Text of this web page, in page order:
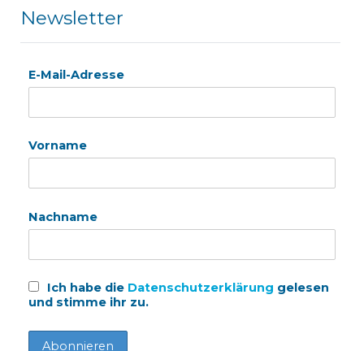
Newsletter
E-Mail-Adresse
Vorname
Nachname
Ich habe die Datenschutzerklärung gelesen
und stimme ihr zu.